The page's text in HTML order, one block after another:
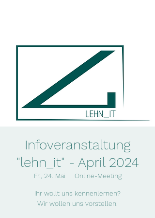
Infoveranstaltung
"lehn_it" - April 2024
Fr., 24. Mai
  |
Online-Meeting
Ihr wollt uns kennenlernen?
Wir wollen uns vorstellen.